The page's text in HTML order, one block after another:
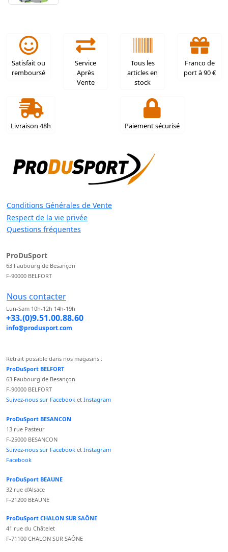
Satisfait ou
remboursé
Service
Après
Vente
Tous les
articles en
stock
Franco de
port à 90 €
Livraison 48h Paiement sécurisé
Conditions Générales de Vente
Respect de la vie privée
Questions fréquentes
ProDuSport
63 Faubourg de Besançon
F-90000 BELFORT
Nous contacter
Lun-Sam 10h-12h 14h-19h
+33.(0)9.51.00.88.60
info@produsport.com
Retrait possible dans nos magasins :
ProDuSport BELFORT
63 Faubourg de Besançon
F-90000 BELFORT
Suivez-nous sur Facebook et Instagram
ProDuSport BESANCON
13 rue Pasteur
F-25000 BESANCON
Suivez-nous sur Facebook et Instagram
Facebook
ProDuSport BEAUNE
32 rue d'Alsace
F-21200 BEAUNE
ProDuSport CHALON SUR SAÔNE
41 rue du Châtelet
F-71100 CHALON SUR SAÔNE